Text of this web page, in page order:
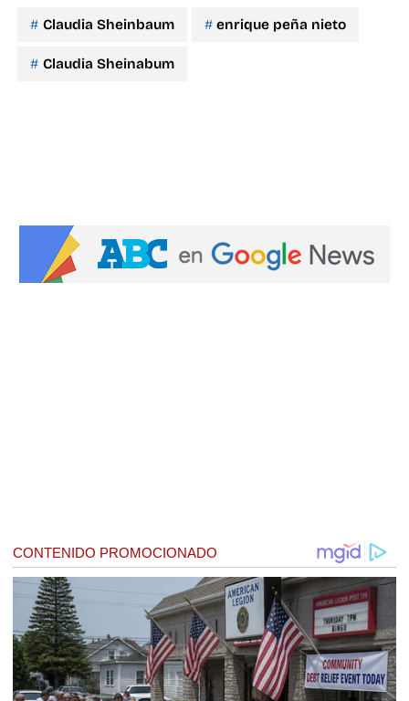
Claudia Sheinbaum enrique peña nieto
Claudia Sheinabum